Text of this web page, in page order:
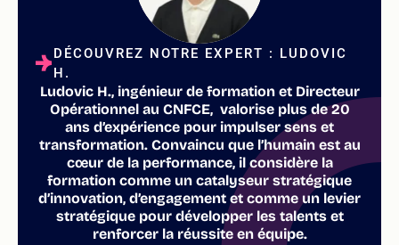
DÉCOUVREZ NOTRE EXPERT : LUDOVIC
H.
Ludovic H., ingénieur de formation et Directeur
Opérationnel au CNFCE, valorise plus de 20
ans d’expérience pour impulser sens et
transformation. Convaincu que l’humain est au
cœur de la performance, il considère la
formation comme un catalyseur stratégique
d’innovation, d’engagement et comme un levier
stratégique pour développer les talents et
renforcer la réussite en équipe.